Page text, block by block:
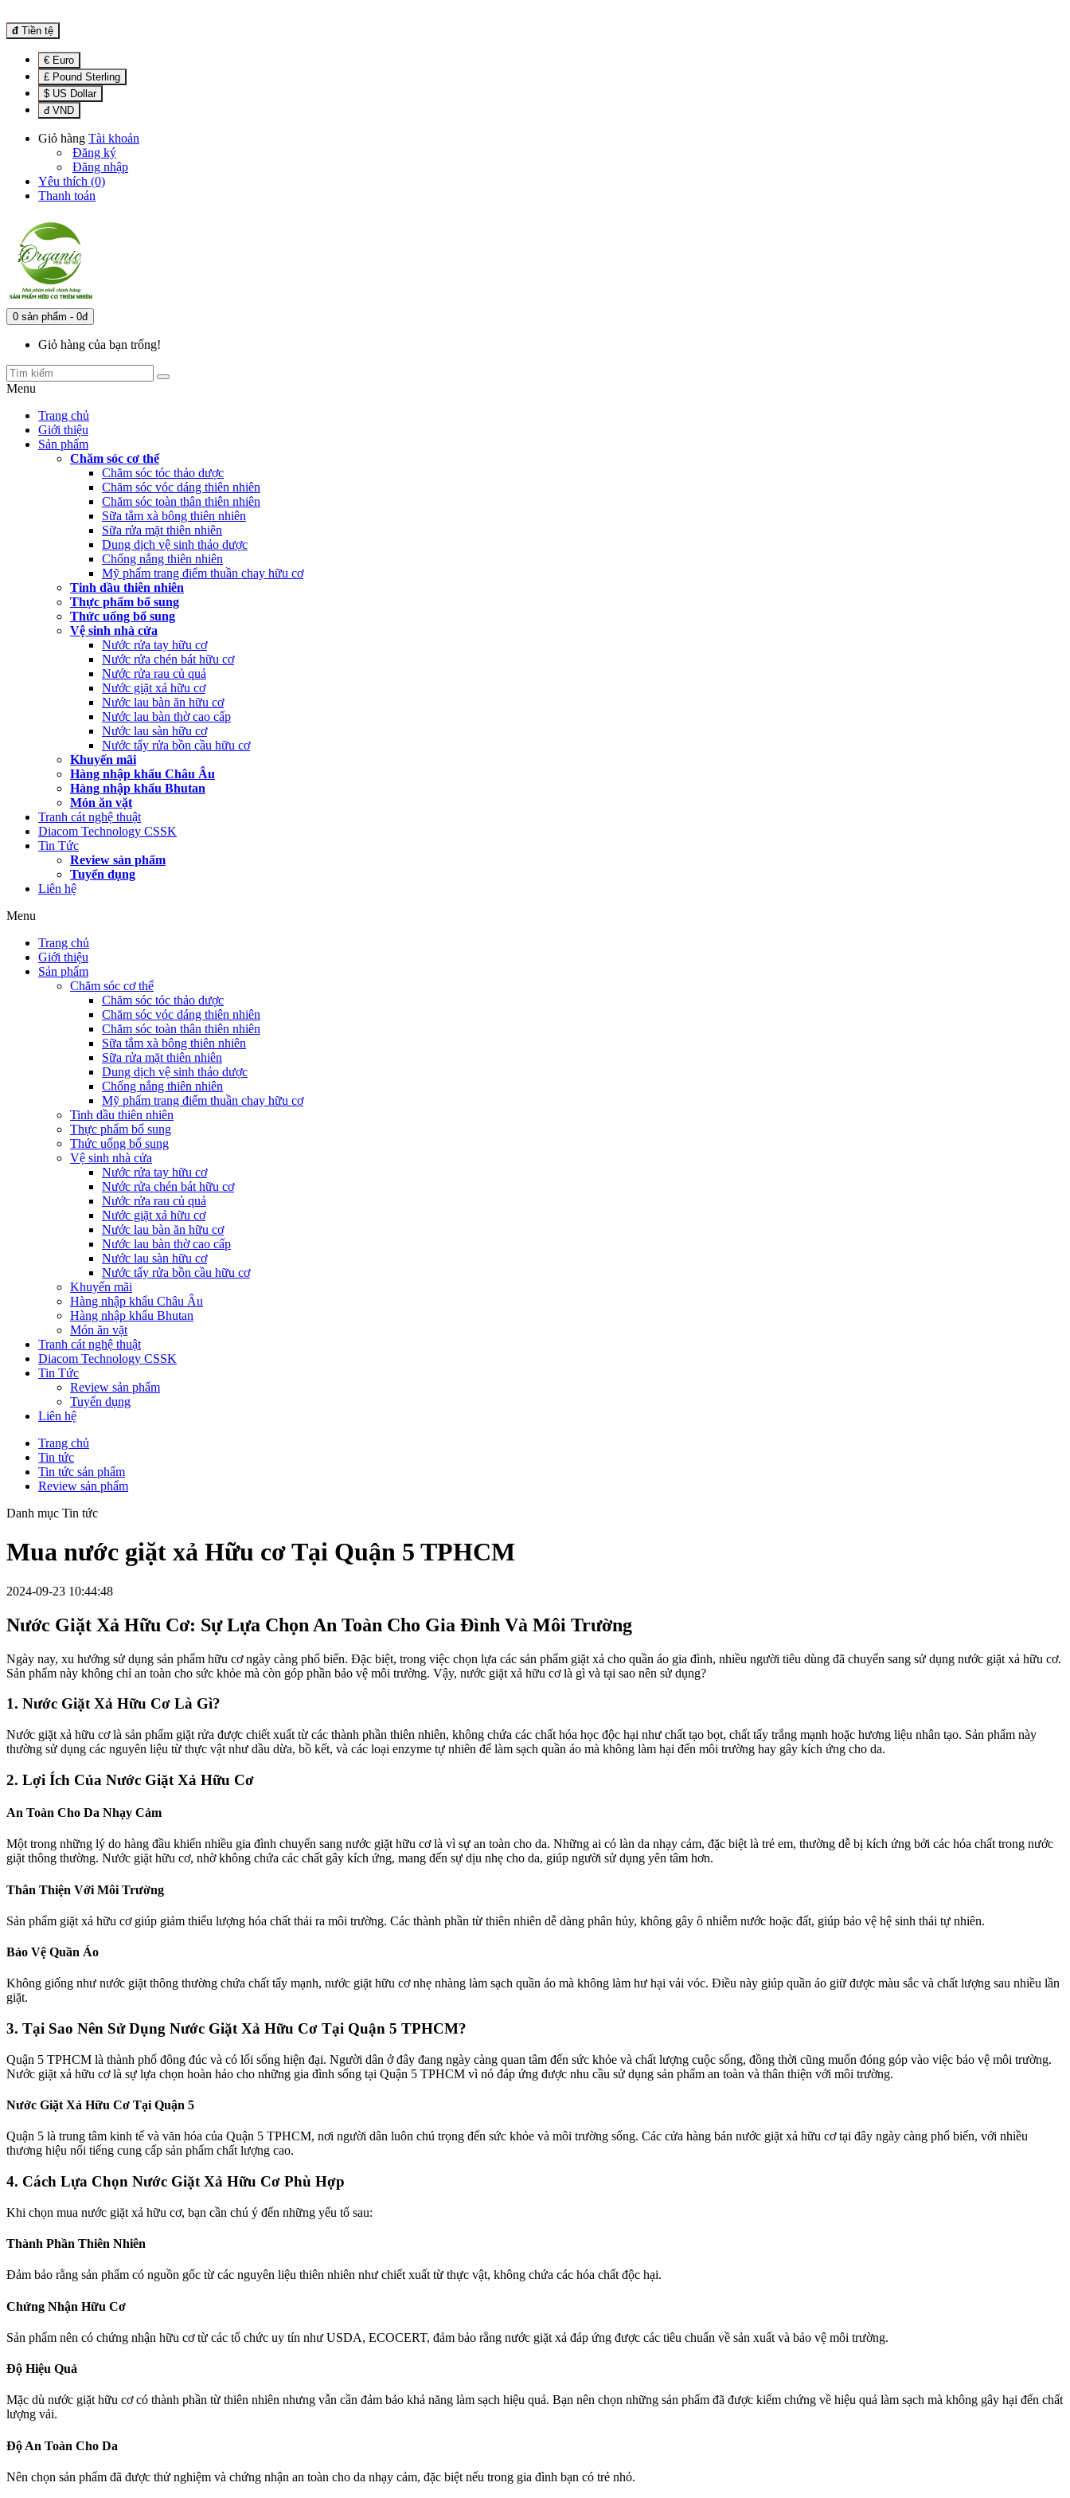
đ Tiền tệ
€ Euro
£ Pound Sterling
$ US Dollar
đ VND
Giỏ hàng Tài khoản
Đăng ký
Đăng nhập
Yêu thích (0)
Thanh toán
0 sản phẩm - 0đ
Giỏ hàng của bạn trống!
Menu
Trang chủ
Giới thiệu
Sản phẩm
Chăm sóc cơ thể
Chăm sóc tóc thảo dược
Chăm sóc vóc dáng thiên nhiên
Chăm sóc toàn thân thiên nhiên
Sữa tắm xà bông thiên nhiên
Sữa rửa mặt thiên nhiên
Dung dịch vệ sinh thảo dược
Chống nắng thiên nhiên
Mỹ phẩm trang điểm thuần chay hữu cơ
Tinh dầu thiên nhiên
Thực phẩm bổ sung
Thức uống bổ sung
Vệ sinh nhà cửa
Nước rửa tay hữu cơ
Nước rửa chén bát hữu cơ
Nước rửa rau củ quả
Nước giặt xả hữu cơ
Nước lau bàn ăn hữu cơ
Nước lau bàn thờ cao cấp
Nước lau sàn hữu cơ
Nước tẩy rửa bồn cầu hữu cơ
Khuyến mãi
Hàng nhập khẩu Châu Âu
Hàng nhập khẩu Bhutan
Món ăn vặt
Tranh cát nghệ thuật
Diacom Technology CSSK
Tin Tức
Review sản phẩm
Tuyển dụng
Liên hệ
Menu
Trang chủ
Giới thiệu
Sản phẩm
Chăm sóc cơ thể
Chăm sóc tóc thảo dược
Chăm sóc vóc dáng thiên nhiên
Chăm sóc toàn thân thiên nhiên
Sữa tắm xà bông thiên nhiên
Sữa rửa mặt thiên nhiên
Dung dịch vệ sinh thảo dược
Chống nắng thiên nhiên
Mỹ phẩm trang điểm thuần chay hữu cơ
Tinh dầu thiên nhiên
Thực phẩm bổ sung
Thức uống bổ sung
Vệ sinh nhà cửa
Nước rửa tay hữu cơ
Nước rửa chén bát hữu cơ
Nước rửa rau củ quả
Nước giặt xả hữu cơ
Nước lau bàn ăn hữu cơ
Nước lau bàn thờ cao cấp
Nước lau sàn hữu cơ
Nước tẩy rửa bồn cầu hữu cơ
Khuyến mãi
Hàng nhập khẩu Châu Âu
Hàng nhập khẩu Bhutan
Món ăn vặt
Tranh cát nghệ thuật
Diacom Technology CSSK
Tin Tức
Review sản phẩm
Tuyển dụng
Liên hệ
Trang chủ
Tin tức
Tin tức sản phẩm
Review sản phẩm
Danh mục Tin tức
Mua nước giặt xả Hữu cơ Tại Quận 5 TPHCM
2024-09-23 10:44:48
Nước Giặt Xả Hữu Cơ: Sự Lựa Chọn An Toàn Cho Gia Đình Và Môi Trường
Ngày nay, xu hướng sử dụng sản phẩm hữu cơ ngày càng phổ biến. Đặc biệt, trong việc chọn lựa các sản phẩm giặt xả cho quần áo gia đình, nhiều người tiêu dùng đã chuyển sang sử dụng nước giặt xả hữu cơ.
Sản phẩm này không chỉ an toàn cho sức khỏe mà còn góp phần bảo vệ môi trường. Vậy, nước giặt xả hữu cơ là gì và tại sao nên sử dụng?
1. Nước Giặt Xả Hữu Cơ Là Gì?
Nước giặt xả hữu cơ là sản phẩm giặt rửa được chiết xuất từ các thành phần thiên nhiên, không chứa các chất hóa học độc hại như chất tạo bọt, chất tẩy trắng mạnh hoặc hương liệu nhân tạo. Sản phẩm này
thường sử dụng các nguyên liệu từ thực vật như dầu dừa, bồ kết, và các loại enzyme tự nhiên để làm sạch quần áo mà không làm hại đến môi trường hay gây kích ứng cho da.
2. Lợi Ích Của Nước Giặt Xả Hữu Cơ
An Toàn Cho Da Nhạy Cảm
Một trong những lý do hàng đầu khiến nhiều gia đình chuyển sang nước giặt hữu cơ là vì sự an toàn cho da. Những ai có làn da nhạy cảm, đặc biệt là trẻ em, thường dễ bị kích ứng bởi các hóa chất trong nước
giặt thông thường. Nước giặt hữu cơ, nhờ không chứa các chất gây kích ứng, mang đến sự dịu nhẹ cho da, giúp người sử dụng yên tâm hơn.
Thân Thiện Với Môi Trường
Sản phẩm giặt xả hữu cơ giúp giảm thiểu lượng hóa chất thải ra môi trường. Các thành phần từ thiên nhiên dễ dàng phân hủy, không gây ô nhiễm nước hoặc đất, giúp bảo vệ hệ sinh thái tự nhiên.
Bảo Vệ Quần Áo
Không giống như nước giặt thông thường chứa chất tẩy mạnh, nước giặt hữu cơ nhẹ nhàng làm sạch quần áo mà không làm hư hại vải vóc. Điều này giúp quần áo giữ được màu sắc và chất lượng sau nhiều lần
giặt.
3. Tại Sao Nên Sử Dụng Nước Giặt Xả Hữu Cơ Tại Quận 5 TPHCM?
Quận 5 TPHCM là thành phố đông đúc và có lối sống hiện đại. Người dân ở đây đang ngày càng quan tâm đến sức khỏe và chất lượng cuộc sống, đồng thời cũng muốn đóng góp vào việc bảo vệ môi trường.
Nước giặt xả hữu cơ là sự lựa chọn hoàn hảo cho những gia đình sống tại Quận 5 TPHCM vì nó đáp ứng được nhu cầu sử dụng sản phẩm an toàn và thân thiện với môi trường.
Nước Giặt Xả Hữu Cơ Tại Quận 5
Quận 5 là trung tâm kinh tế và văn hóa của Quận 5 TPHCM, nơi người dân luôn chú trọng đến sức khỏe và môi trường sống. Các cửa hàng bán nước giặt xả hữu cơ tại đây ngày càng phổ biến, với nhiều
thương hiệu nổi tiếng cung cấp sản phẩm chất lượng cao.
4. Cách Lựa Chọn Nước Giặt Xả Hữu Cơ Phù Hợp
Khi chọn mua nước giặt xả hữu cơ, bạn cần chú ý đến những yếu tố sau:
Thành Phần Thiên Nhiên
Đảm bảo rằng sản phẩm có nguồn gốc từ các nguyên liệu thiên nhiên như chiết xuất từ thực vật, không chứa các hóa chất độc hại.
Chứng Nhận Hữu Cơ
Sản phẩm nên có chứng nhận hữu cơ từ các tổ chức uy tín như USDA, ECOCERT, đảm bảo rằng nước giặt xả đáp ứng được các tiêu chuẩn về sản xuất và bảo vệ môi trường.
Độ Hiệu Quả
Mặc dù nước giặt hữu cơ có thành phần từ thiên nhiên nhưng vẫn cần đảm bảo khả năng làm sạch hiệu quả. Bạn nên chọn những sản phẩm đã được kiểm chứng về hiệu quả làm sạch mà không gây hại đến chất
lượng vải.
Độ An Toàn Cho Da
Nên chọn sản phẩm đã được thử nghiệm và chứng nhận an toàn cho da nhạy cảm, đặc biệt nếu trong gia đình bạn có trẻ nhỏ.